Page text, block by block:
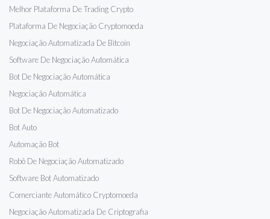
Melhor Plataforma De Trading Crypto
Plataforma De Negociação Cryptomoeda
Negociação Automatizada De Bitcoin
Software De Negociação Automática
Bot De Negociação Automática
Negociação Automática
Bot De Negociação Automatizado
Bot Auto
Automação Bot
Robô De Negociação Automatizado
Software Bot Automatizado
Comerciante Automático Cryptomoeda
Negociação Automatizada De Criptografia